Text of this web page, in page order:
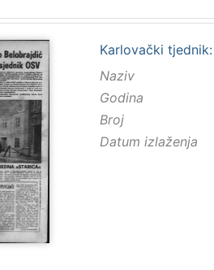
Karlovački
Naziv
Godina
Broj
Datum izlaženja